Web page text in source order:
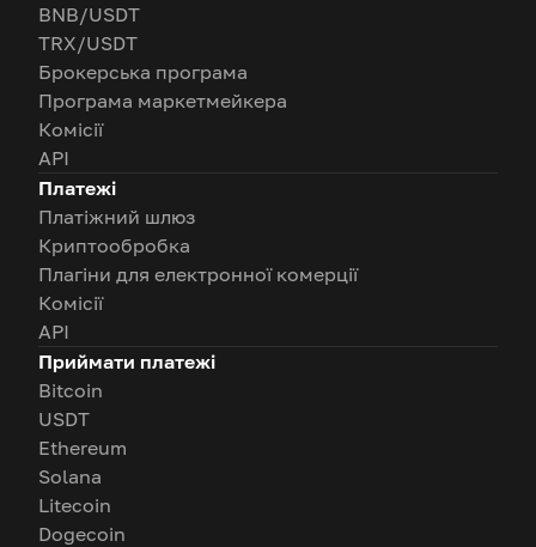
BNB/USDT
TRX/USDT
Брокерська програма
Програма маркетмейкера
Комісії
API
Платежі
Платіжний шлюз
Криптообробка
Плагіни для електронної комерції
Комісії
API
Приймати платежі
Bitcoin
USDT
Ethereum
Solana
Litecoin
Dogecoin